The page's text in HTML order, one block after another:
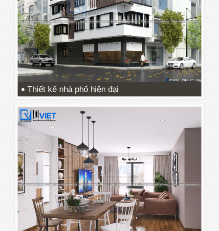
Thiết kế nhà phố hiện đại